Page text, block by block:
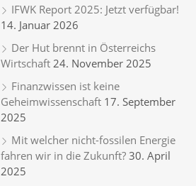
IFWK Report 2025: Jetzt verfügbar!
14. Januar 2026
Der Hut brennt in Österreichs
Wirtschaft 24. November 2025
Finanzwissen ist keine
Geheimwissenschaft 17. September
2025
Mit welcher nicht-fossilen Energie
fahren wir in die Zukunft? 30. April
2025